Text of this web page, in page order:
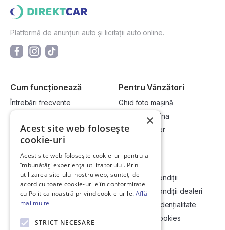
Platformă de anunțuri auto și licitații auto online.
Cum funcționează
Întrebări frecvente
Cum vând la licitație?
Pentru Vânzători
Ghid foto mașină
Vinde-ți mașina
Devino dealer
Link-uri utile
Informații utile vizionare
Contact
Soluționarea Online a litigiilor
ANCP
Compania
Termeni și condiții
Termeni și condiții dealeri
Politică confidențialitate
Politica de cookies
×
Acest site web folosește
cookie-uri
Acest site web folosește cookie-uri pentru a
îmbunătăți experiența utilizatorului. Prin
utilizarea site-ului nostru web, sunteți de
acord cu toate cookie-urile în conformitate
cu Politica noastră privind cookie-urile. Află
mai multe
STRICT NECESARE